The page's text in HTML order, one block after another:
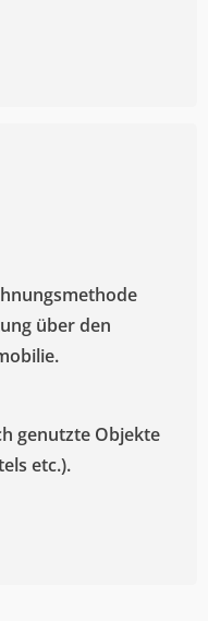
über den
genutzte Objekte
etc.).